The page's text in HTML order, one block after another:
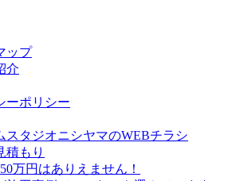
ップ
介
ーポリシー
スタジオニシヤマのWEBチラシ
積もり
万円はありえません！